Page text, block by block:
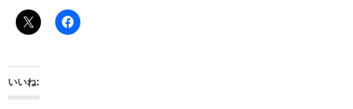
いいね: